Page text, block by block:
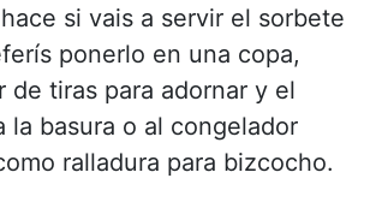
si vais a servir el sorbete
ponerlo en una copa,
de tiras para adornar y el
la basura o al congelador
ralladura para bizcocho.